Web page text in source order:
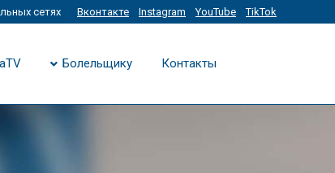
сетях Вконтакте Instagram YouTube TikTok
Болельщику Контакты